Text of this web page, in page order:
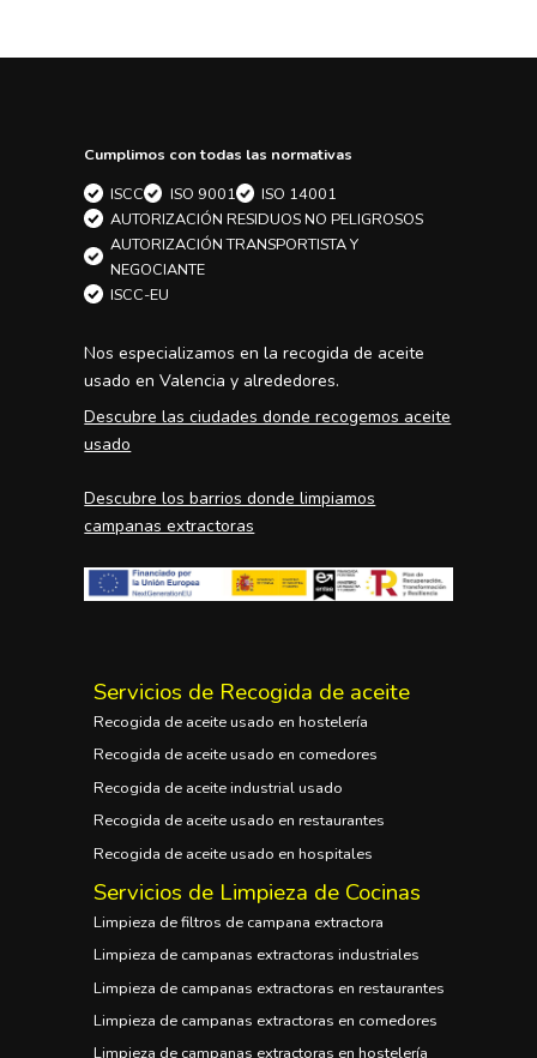
Cumplimos con todas las normativas
ISCC
ISO 9001
ISO 14001
AUTORIZACIÓN RESIDUOS NO PELIGROSOS
AUTORIZACIÓN TRANSPORTISTA Y
NEGOCIANTE
ISCC-EU
Nos especializamos en larecogida de aceite
usado en Valencia y alrededores.
Descubre las ciudades donde recogemos aceite
usado
Descubre los barrios donde limpiamos
campanas extractoras
Servicios de Recogida de aceite
Recogida de aceite usado en hostelería
Recogida de aceite usado en comedores
Recogida de aceite industrial usado
Recogida de aceite usado en restaurantes
Recogida de aceite usado en hospitales
Servicios de Limpieza de Cocinas
Limpieza de filtros de campana extractora
Limpieza de campanas extractoras industriales
Limpieza de campanas extractoras en restaurantes
Limpieza de campanas extractoras en comedores